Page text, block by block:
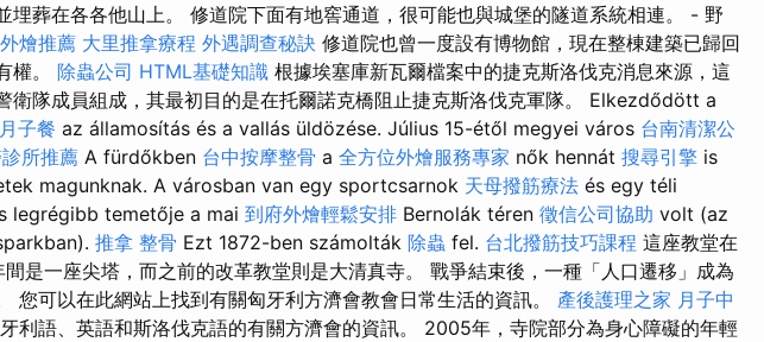
埋葬在各各他山上。 修道院下面有地窖通道，很可能也與城堡的隧道系統相連。 - 野
燴推薦 大里推拿療程 外遇調查秘訣 修道院也曾一度設有博物館，現在整棟建築已歸回
權。 除蟲公司 HTML基礎知識 根據埃塞庫新瓦爾檔案中的捷克斯洛伐克消息來源，這
衛隊成員組成，其最初目的是在托爾諾克橋阻止捷克斯洛伐克軍隊。 Elkezdődött a
月子餐 az államosítás és a vallás üldözése. Július 15-étől megyei város 台南清潔公
所推薦 A fürdőkben 台中按摩整骨 a 全方位外燴服務專家 nők hennát 搜尋引擎 is
magunknak. A városban van egy sportcsarnok 天母撥筋療法 és egy téli
legrégibb temetője a mai 到府外燴輕鬆安排 Bernolák téren 徵信公司協助 volt (az
推拿 整骨 Ezt 1872-ben számolták 除蟲 fel. 台北撥筋技巧課程 這座教堂在
是一座尖塔，而之前的改革教堂則是大清真寺。 戰爭結束後，一種「人口遷移」成為
您可以在此網站上找到有關匈牙利方濟會教會日常生活的資訊。 產後護理之家 月子中
利語、英語和斯洛伐克語的有關方濟會的資訊。 2005年，寺院部分為身心障礙的年輕